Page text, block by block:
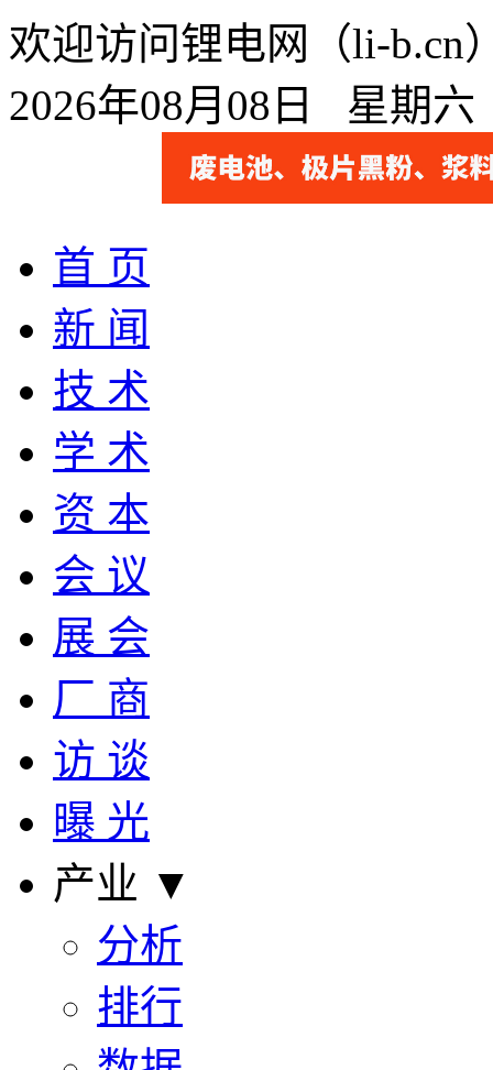
欢迎访问锂电网（li-b.cn
2026年08月08日 星期
首 页
新 闻
技 术
学 术
资 本
会 议
展 会
厂 商
访 谈
曝 光
产业 ▼
分析
排行